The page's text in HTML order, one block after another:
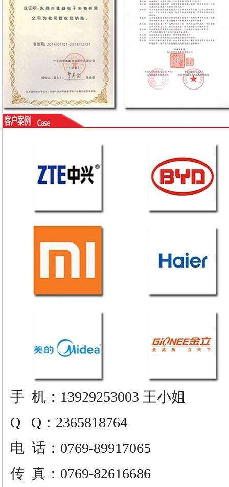
手 机：13929253003 王小姐
Q Q：2365818764
电 话：0769-89917065
传 真：0769-82616686